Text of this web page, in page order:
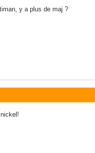
y a plus de maj ?